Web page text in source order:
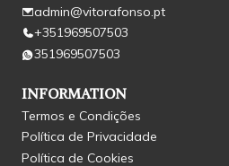
admin@vitorafonso.pt
+351969507503
351969507503
INFORMATION
Termos e Condições
Política de Privacidade
Política de Cookies